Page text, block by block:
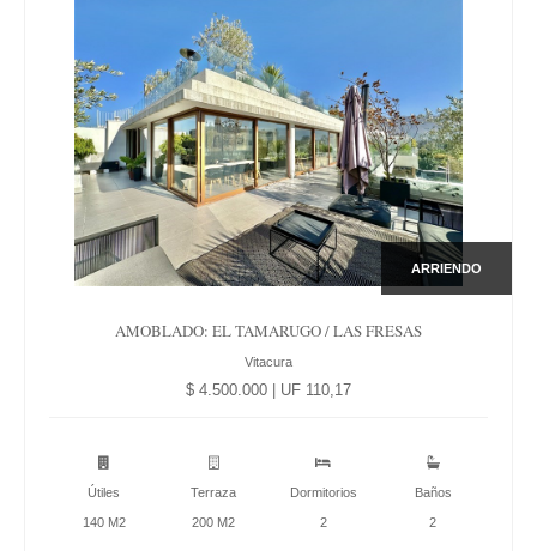
ARRIENDO
AMOBLADO: EL TAMARUGO / LAS FRESAS
Vitacura
$ 4.500.000 | UF 110,17
Útiles
140 M2
Terraza
200 M2
Dormitorios
2
Baños
2